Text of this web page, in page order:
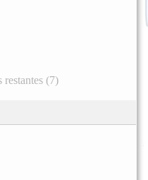
restantes (7)